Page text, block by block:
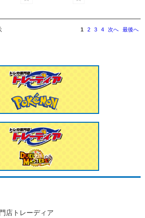
1 2 3 4 次へ 最後へ
店トレーディア